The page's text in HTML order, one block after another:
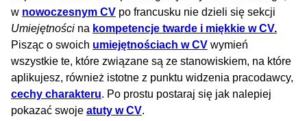
w nowoczesnym CV po francusku nie dzieli się sekcji
Umiejętności na kompetencje twarde i miękkie w CV.
Pisząc o swoich umiejętnościach w CV wymień
wszystkie te, które związane są ze stanowiskiem, na które
aplikujesz, również istotne z punktu widzenia pracodawcy,
cechy charakteru. Po prostu postaraj się jak nalepiej
pokazać swoje atuty w CV.